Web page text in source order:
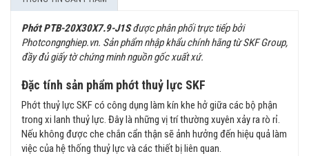
Phớt PTB-20X30X7.9-J1Sđược phân phối trực tiếp bởi
Photcongnghiep.vn. Sản phẩm nhập khẩu chính hãng từ SKF Group,
đầy đủ giấy tờ chứng minh nguồn gốc xuất xứ.
Đặc tính sản phẩm phớt thuỷ lực SKF
Phớt thuỷ lực SKF có công dụng làm kín khe hở giữa các bộ phận
trong xi lanh thuỷ lực. Đây là những vị trí thường xuyên xảy ra rò rỉ.
Nếu không được che chắn cẩn thận sẽ ảnh hưởng đến hiệu quả làm
việc của hệ thống thuỷ lực và các thiết bị liên quan.